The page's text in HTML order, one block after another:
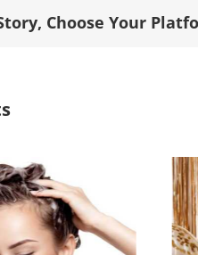
Choose Your